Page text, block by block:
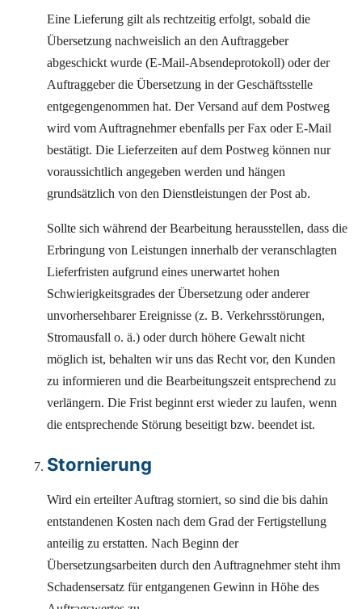
Eine Lieferung gilt als rechtzeitig erfolgt, sobald die
Übersetzung nachweislich an den Auftraggeber
abgeschickt wurde (E-Mail-Absendeprotokoll) oder der
Auftraggeber die Übersetzung in der Geschäftsstelle
entgegengenommen hat. Der Versand auf dem Postweg
wird vom Auftragnehmer ebenfalls per Fax oder E-Mail
bestätigt. Die Lieferzeiten auf dem Postweg können nur
voraussichtlich angegeben werden und hängen
grundsätzlich von den Dienstleistungen der Post ab.
Sollte sich während der Bearbeitung herausstellen, dass die
Erbringung von Leistungen innerhalb der veranschlagten
Lieferfristen aufgrund eines unerwartet hohen
Schwierigkeitsgrades der Übersetzung oder anderer
unvorhersehbarer Ereignisse (z. B. Verkehrsstörungen,
Stromausfall o. ä.) oder durch höhere Gewalt nicht
möglich ist, behalten wir uns das Recht vor, den Kunden
zu informieren und die Bearbeitungszeit entsprechend zu
verlängern. Die Frist beginnt erst wieder zu laufen, wenn
die entsprechende Störung beseitigt bzw. beendet ist.
Stornierung
Wird ein erteilter Auftrag storniert, so sind die bis dahin
entstandenen Kosten nach dem Grad der Fertigstellung
anteilig zu erstatten. Nach Beginn der
Übersetzungsarbeiten durch den Auftragnehmer steht ihm
Schadensersatz für entgangenen Gewinn in Höhe des